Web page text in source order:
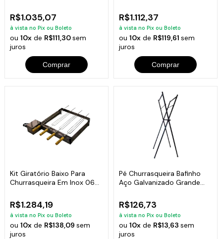
R$1.035,07
à vista no Pix ou Boleto
ou10x de R$111,30sem
juros
Comprar
R$1.112,37
à vista no Pix ou Boleto
ou 10xde R$119,61 sem
juros
Comprar
Kit Giratório Baixo Para
Churrasqueira Em Inox 06
R$1.284,19
à vista no Pix ou Boleto
ou10x de R$138,09sem
juros
Pé Churrasqueira Bafinho
Aço Galvanizado Grande
R$126,73
à vista no Pix ou Boleto
ou 10xde R$13,63 sem
juros